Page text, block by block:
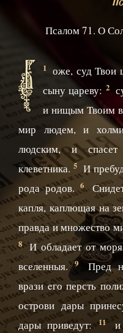
Псалом 71. О
1
Б
оже, суд Твои
сыну цареву: 2
и нищым Твоим в
мир людем, и
людским, и
клеветника. 5 И
рода родов.6
капля, каплющая на
правда и множество
8 И обладает от
вселенныя.9
Пред
врази eго персть
острови дары
дары приведут:
11